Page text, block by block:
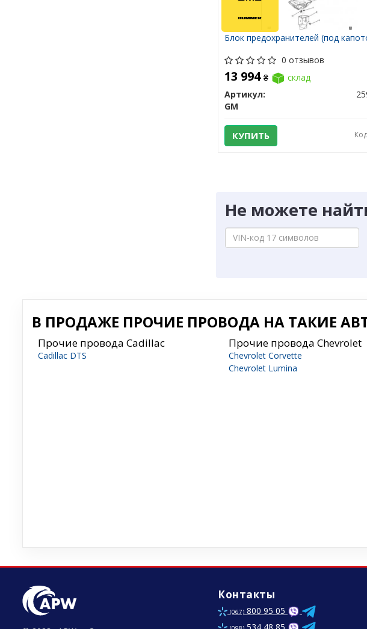
Блок предохранителей (под
0 отзывов
13 994 ₴
склад
Артикул:
GM
КУПИТЬ
Не можете
В ПРОДАЖЕ ПРОЧИЕ ПРОВОДА НА ТАКИЕ
Прочие провода Cadillac
Cadillac DTS
Прочие провода Chevrolet
Chevrolet Corvette
Chevrolet Lumina
Контакты
(067) 800 95 05